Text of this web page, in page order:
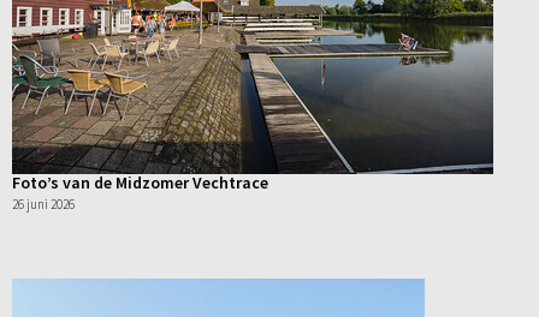
Foto’s van de Midzomer Vechtrace
26 juni 2026